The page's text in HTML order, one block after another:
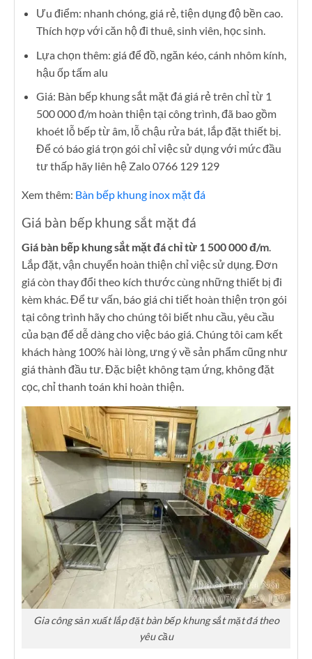
Ưu điểm: nhanh chóng, giá rẻ, tiện dụng độ bền cao.
Thích hợp với căn hộ đi thuê, sinh viên, học sinh.
Lựa chọn thêm: giá để đồ, ngăn kéo, cánh nhôm kính,
hậu ốp tấm alu
Giá: Bàn bếp khung sắt mặt đá giá rẻ trên chỉ từ 1
500 000 đ/m hoàn thiện tại công trình, đã bao gồm
khoét lỗ bếp từ âm, lỗ chậu rửa bát, lắp đặt thiết bị.
Để có báo giá trọn gói chỉ việc sử dụng với mức đầu
tư thấp hãy liên hệ Zalo 0766 129 129
Xem thêm: Bàn bếp khung inox mặt đá
Giá bàn bếp khung sắt mặt đá
Giá bàn bếp khung sắt mặt đá chỉ từ 1 500 000 đ/m.
Lắp đặt, vận chuyển hoàn thiện chỉ việc sử dụng. Đơn
giá còn thay đổi theo kích thước cùng những thiết bị đi
kèm khác. Để tư vấn, báo giá chi tiết hoàn thiện trọn gói
tại công trình hãy cho chúng tôi biết nhu cầu, yêu cầu
của bạn để dễ dàng cho việc báo giá. Chúng tôi cam kết
khách hàng 100% hài lòng, ưng ý về sản phẩm cũng như
giá thành đầu tư. Đặc biệt không tạm ứng, không đặt
cọc, chỉ thanh toán khi hoàn thiện.
Gia công sản xuất lắp đặt bàn bếp khung sắt mặt đá theo
yêu cầu